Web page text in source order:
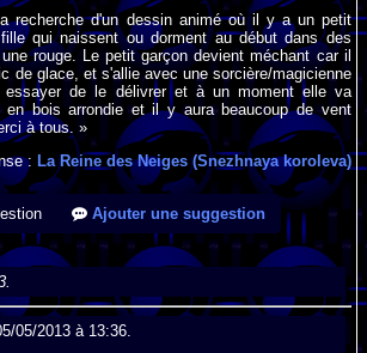
recherche d'un dessin animé où il y a un petit
qui naissent ou dorment au début dans des
rouge. Le petit garçon devient méchant car il
de glace, et s'allie avec une sorcière/magicienne
de le délivrer et à un moment elle va
en bois arrondie et il y aura beaucoup de vent
à tous. »
: La Reine des Neiges (Snezhnaya koroleva)
Ajouter une suggestion
05/2013 à 13:36.